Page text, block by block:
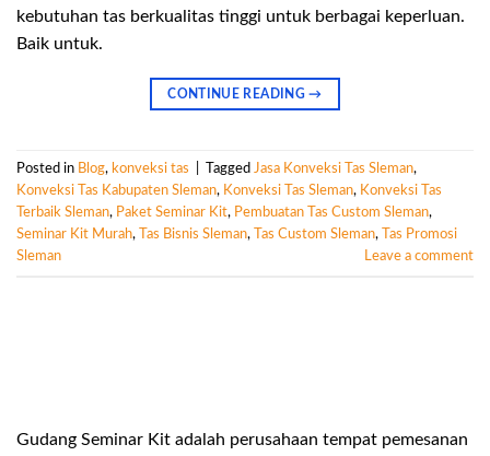
kebutuhan tas berkualitas tinggi untuk berbagai keperluan.
Baik untuk.
CONTINUE READING→
Posted in Blog, konveksi tas Tagged Jasa Konveksi Tas Sleman,
Konveksi Tas Kabupaten Sleman, Konveksi Tas Sleman, Konveksi Tas
Terbaik Sleman, Paket Seminar Kit, Pembuatan Tas Custom Sleman,
Seminar Kit Murah, Tas Bisnis Sleman, Tas Custom Sleman,
Tas Promosi
Sleman
Leave a comment
Gudang Seminar Kit adalah perusahaan tempat pemesanan